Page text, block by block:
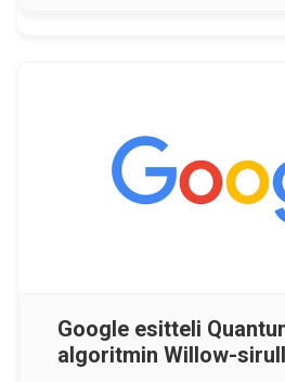
Google esitteli
algoritmin Willow-